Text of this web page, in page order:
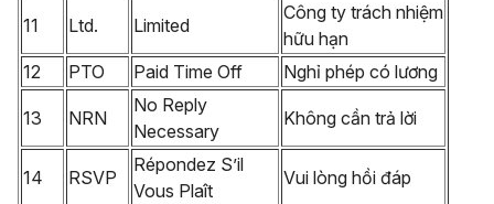
11 Ltd. Limited
Công ty trách nhiệm
hữu hạn
12
PTO Paid Time Off Nghỉ phép có lương
13 NRN
No Reply
Necessary
Không cần trả lời
14 RSVP
Répondez S’il
Vous Plaît
Vui lòng hồi đáp